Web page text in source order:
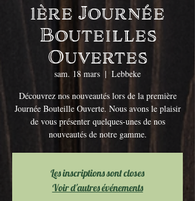
1ère Journée
Bouteilles
Ouvertes
sam. 18 mars
  |
Lebbeke
Découvrez nos nouveautés lors de la première
Journée Bouteille Ouverte. Nous avons le plaisir
de vous présenter quelques-unes de nos
nouveautés de notre gamme.
Les inscriptions sont closes
Voir d'autres événements